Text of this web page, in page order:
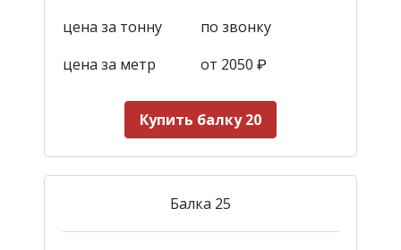
цена за тонну
по звонку
цена за метр
от 2050 ₽
Купить балку 20
Балка 25